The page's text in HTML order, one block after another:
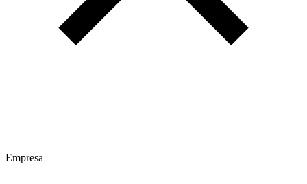
Empresa